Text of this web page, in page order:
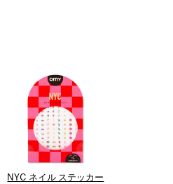
NYC ネイル ステッカー